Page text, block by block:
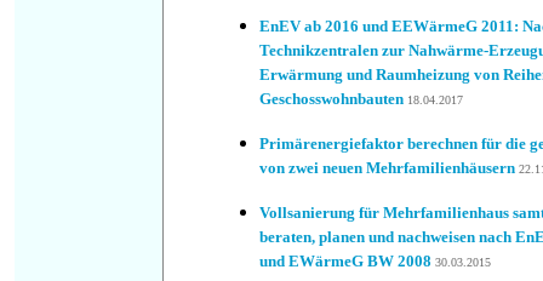
EnEV ab 2016 und EEWärmeG 2011:
Technikzentralen zur Nahwärme-
Erwärmung und Raumheizung von
Geschosswohnbauten 18.04.2017
Primärenergiefaktor berechnen für die
von zwei neuen Mehrfamilienhäusern
Vollsanierung für Mehrfamilienhaus
beraten, planen und nachweisen nach
und EWärmeG BW 2008 30.03.2015